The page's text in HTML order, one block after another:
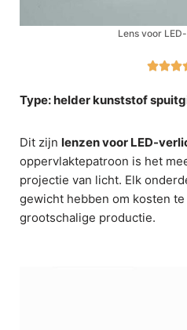
Lens voor

Type: helder kunststof
Dit zijn lenzen voor LED-
oppervlaktepatroon is het
projectie van licht. Elk
gewicht hebben om kosten
grootschalige productie.